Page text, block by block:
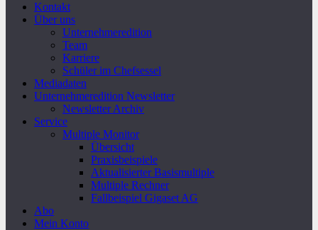
Kontakt
Über uns
Unternehmeredition
Team
Karriere
Schüler im Chefsessel
Mediadaten
Unternehmeredition Newsletter
Newsletter Archiv
Service
Multiple Monitor
Übersicht
Praxisbeispiele
Aktualisierter Basismultiple
Multiple Rechner
Fallbeispiel Gigaset AG
Abo
Mein Konto